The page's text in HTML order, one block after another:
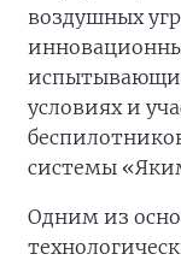
воздушных
условиях и
системы
Одним из